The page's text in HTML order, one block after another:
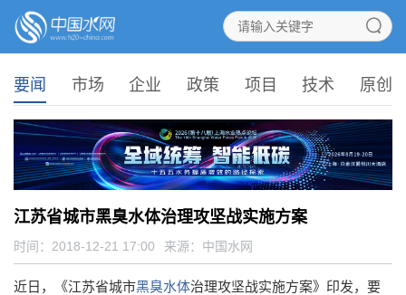
要闻 市场 企业 政策 项目 技术 原创
江苏省城市黑臭水体治理攻坚战实施方案
时间：2018-12-21 17:00 来源： 中国水网
近日，《江苏省城市黑臭水体治理攻坚战实施方案》印发，要